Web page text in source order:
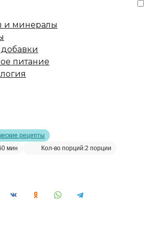
и минералы
питание
рецепты
мин Кол-во порций:2 порции